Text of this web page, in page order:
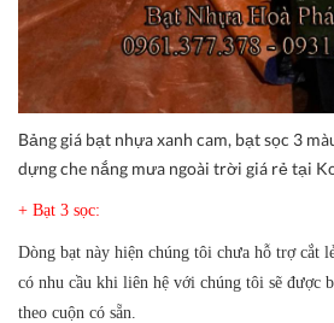
Bảng giá bạt nhựa xanh cam, bạt sọc 3
dựng che nắng mưa ngoài trời giá rẻ tại
+ Bạt 3 sọc:
Dòng bạt này hiện chúng tôi chưa hỗ trợ cắt
có nhu cầu khi liên hệ với chúng tôi sẽ được
theo cuộn có sẵn.